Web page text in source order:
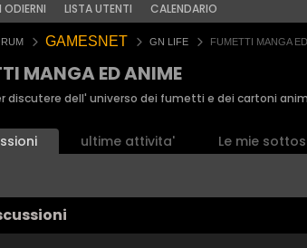
LISTA UTENTI CALENDARIO
GAMESNET GN LIFE FUMETTI MANGA
MANGA ED ANIME
discutere dell' universo dei fumetti e dei cartoni
ultime attivita' Le mie